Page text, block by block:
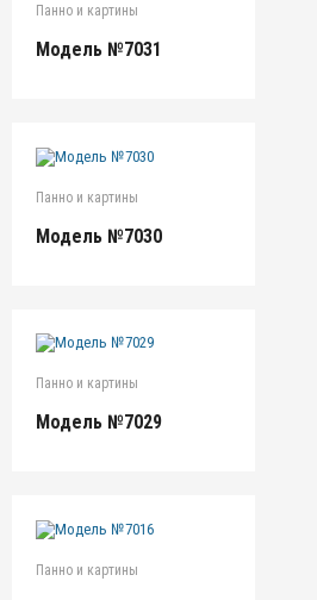
Панно и картины
Модель №7031
Панно и картины
Модель №7030
Панно и картины
Модель №7029
Панно и картины